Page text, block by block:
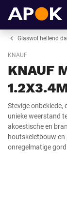
Glaswol hellend
KNAUF
KNAUF
Stevige
unieke weerstand
akoestische en
houtskeletbouw en
onregelmatige